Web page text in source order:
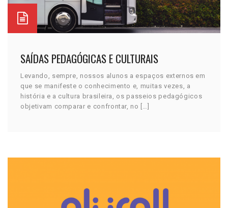
SAÍDAS PEDAGÓGICAS E CULTURAIS
Levando, sempre, nossos alunos a espaços externos em
que se manifeste o conhecimento e, muitas vezes, a
história e a cultura brasileira, os passeios pedagógicos
objetivam comparar e confrontar, no […]